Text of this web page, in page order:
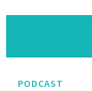
PODCAST